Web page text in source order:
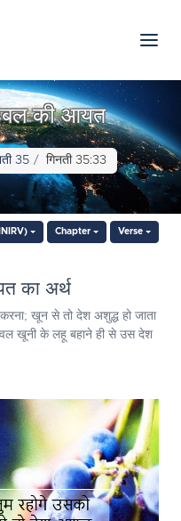
की आयत
35 गिनती 35:33
Chapter Verse
का अर्थ
खून से तो देश अशुद्ध हो जाता
खूनी के लहू बहाने ही से उस देश